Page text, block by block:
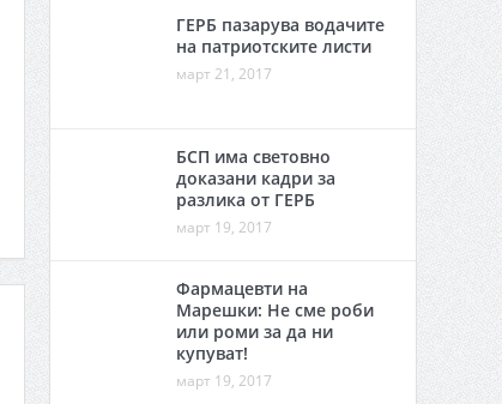
ГЕРБ пазарува водачите
на патриотските листи
март 21, 2017
БСП има световно
доказани кадри за
разлика от ГЕРБ
март 19, 2017
Фармацевти на
Марешки: Не сме роби
или роми за да ни
купуват!
март 19, 2017